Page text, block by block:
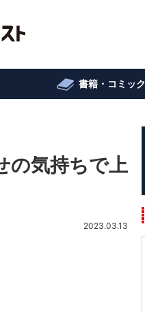
書籍・コミック
の気持ちで上
2023.03.13